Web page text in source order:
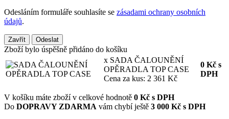
Odesláním formuláře souhlasíte se zásadami ochrany osobních
údajů.
Zavřít Odeslat
Zboží bylo úspěšně přidáno do košíku
x SADA ČALOUNĚNÍ
OPĚRADLA TOP CASE
Cena za kus: 2 361 Kč
0 Kč s
DPH
V košíku máte zboží v celkové hodnotě 0 Kč s DPH
Do DOPRAVY ZDARMA vám chybí ještě 3 000 Kč s DPH